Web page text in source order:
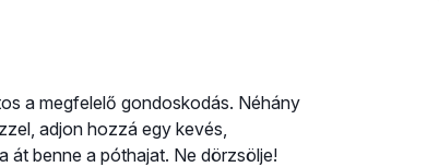
a megfelelő gondoskodás. Néhány
adjon hozzá egy kevés,
át benne a póthajat. Ne dörzsölje!